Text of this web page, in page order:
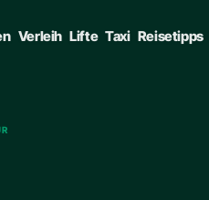
Verleih Lifte Taxi Reisetipps